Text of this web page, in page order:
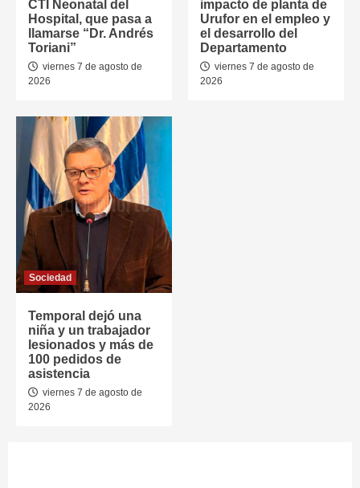
CTI Neonatal del
Hospital, que pasa a
llamarse “Dr. Andrés
Toriani”
viernes 7 de agosto de
2026
impacto de planta de
Urufor en el empleo y
el desarrollo del
Departamento
viernes 7 de agosto de
2026
Sociedad
Temporal dejó una
niña y un trabajador
lesionados y más de
100 pedidos de
asistencia
viernes 7 de agosto de
2026